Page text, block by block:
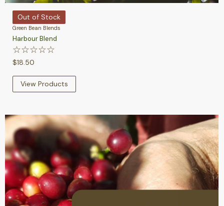
Out of Stock
Green Bean Blends
Harbour Blend
☆☆☆☆☆
$18.50
View Products